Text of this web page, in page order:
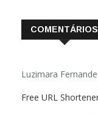
COMENTÁRIOS
Luzimara
Free URL